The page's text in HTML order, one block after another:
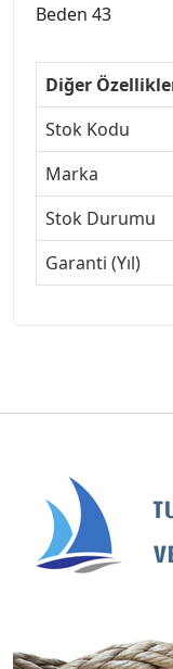
Beden 43
Diğer
Stok Kodu
Marka
Stok Durumu
Garanti (Yıl)